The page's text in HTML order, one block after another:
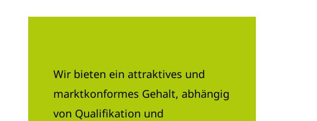
Wir bieten ein attraktives und
marktkonformes Gehalt, abhängig
von Qualifikation und